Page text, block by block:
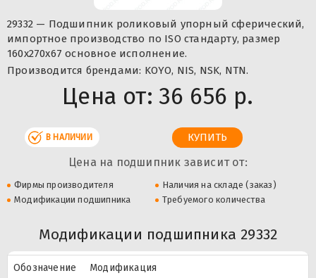
29332 — Подшипник роликовый упорный сферический,
импортное производство по ISO стандарту, размер
160x270x67 основное исполнение.
Производится брендами: KOYO, NIS, NSK, NTN.
Цена от: 36 656 р.
В НАЛИЧИИ
Цена на подшипник зависит от:
Фирмы производителя
Наличия на складе (заказ)
Модификации подшипника
Требуемого количества
Модификации подшипника 29332
Обозначение
Модификация